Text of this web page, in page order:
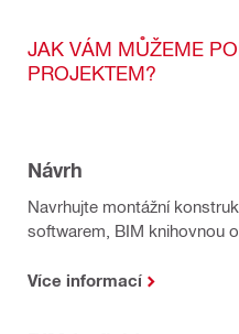
JAK VÁM MŮŽEME
PROJEKTEM?
Návrh
Navrhujte montážní
softwarem, BIM knihovnou
Více informací